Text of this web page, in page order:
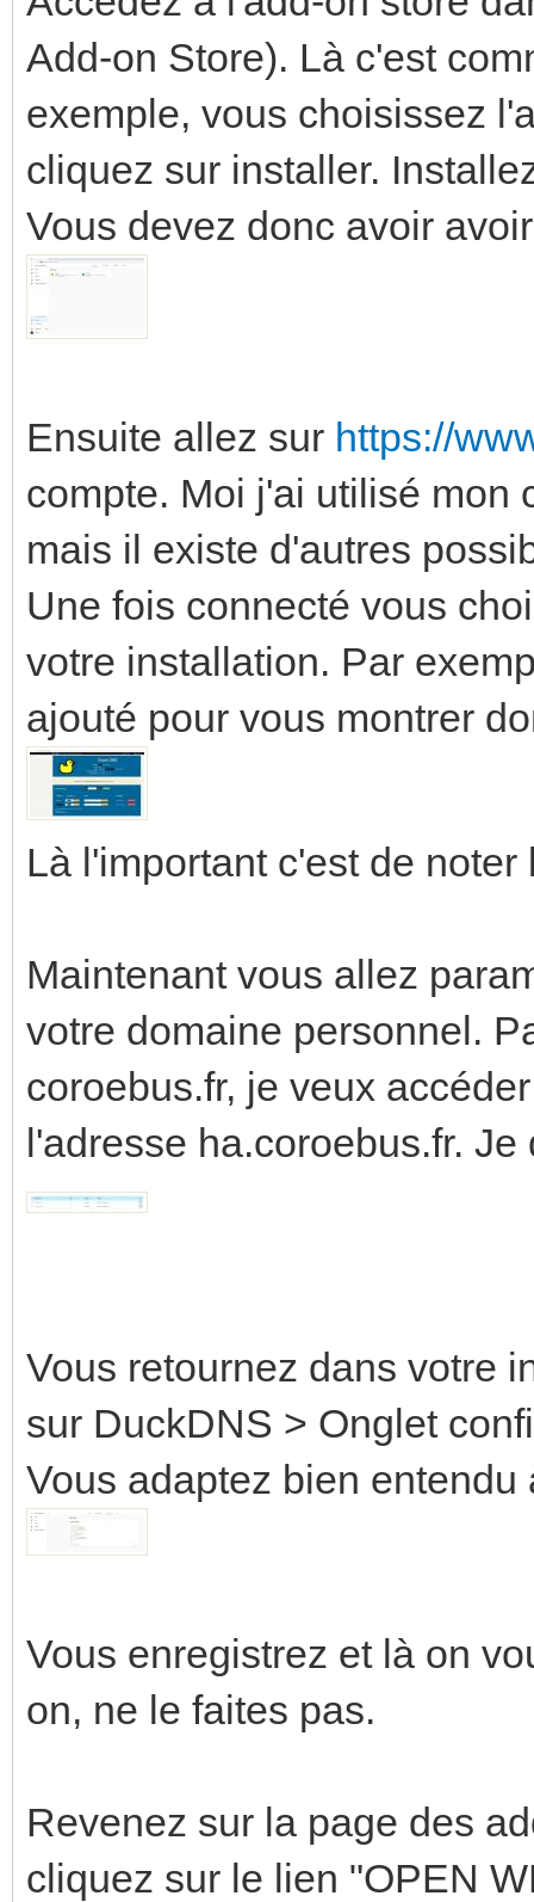
Add-on Store). Là c'est
exemple, vous choisissez
cliquez sur installer.
Vous devez donc avoir
Ensuite allez sur https://
compte. Moi j'ai utilisé mon
mais il existe d'autres
Une fois connecté vous
votre installation. Par
ajouté pour vous montrer
Là l'important c'est de
Maintenant vous allez
votre domaine personnel.
coroebus.fr, je veux
l'adresse ha.coroebus.fr.
Vous retournez dans votre
sur DuckDNS > Onglet
Vous adaptez bien entendu
Vous enregistrez et là on
on, ne le faites pas.
Revenez sur la page des
cliquez sur le lien "OPEN